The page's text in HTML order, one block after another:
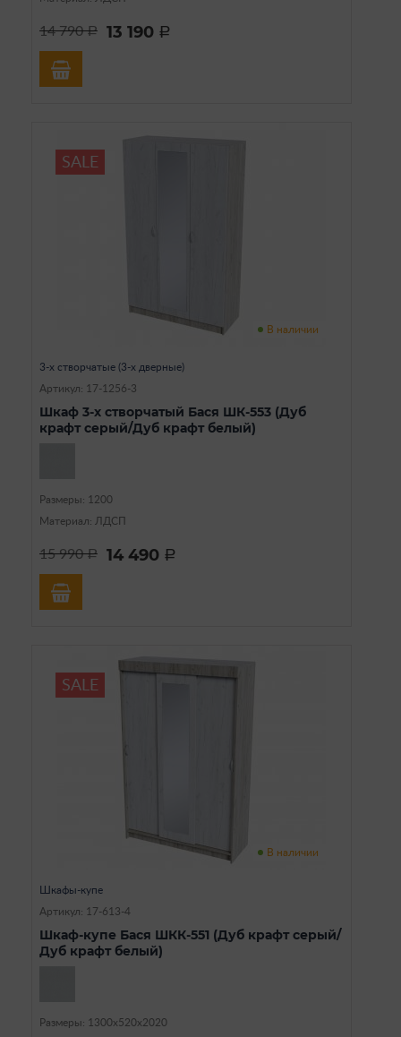
14 790a 13 190 a
SALE
В наличии
3-х створчатые (3-х дверные)
Артикул: 17-1256-3
Шкаф 3-х створчатый Бася ШК-553 (Дуб
крафт серый/Дуб крафт белый)
Размеры: 1200
Материал: ЛДСП
15 990a 14 490 a
SALE
В наличии
Шкафы-купе
Артикул: 17-613-4
Шкаф-купе Бася ШКК-551 (Дуб крафт серый/
Дуб крафт белый)
Размеры: 1300х520х2020